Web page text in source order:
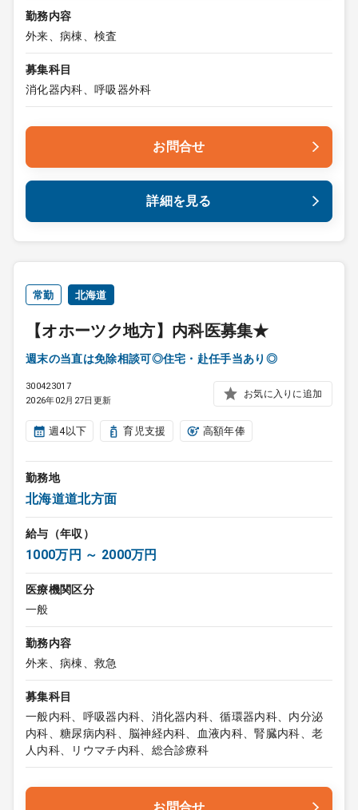
勤務内容
外来、病棟、検査
募集科目
消化器内科、呼吸器外科
お問合せ
詳細を見る
常勤 北海道
【オホーツク地方】内科医募集★
週末の当直は免除相談可◎住宅・赴任手当あり◎
300423017
2026年02月27日更新
お気に入りに追加
週4以下 育児支援 高額年俸
勤務地
北海道道北方面
給与（年収）
1000万円 ～ 2000万円
医療機関区分
一般
勤務内容
外来、病棟、救急
募集科目
一般内科、呼吸器内科、消化器内科、循環器内科、内分泌
内科、糖尿病内科、脳神経内科、血液内科、腎臓内科、老
人内科、リウマチ内科、総合診療科